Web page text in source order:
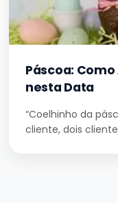
Páscoa:
nesta Data
“Coelhinho da
cliente, dois